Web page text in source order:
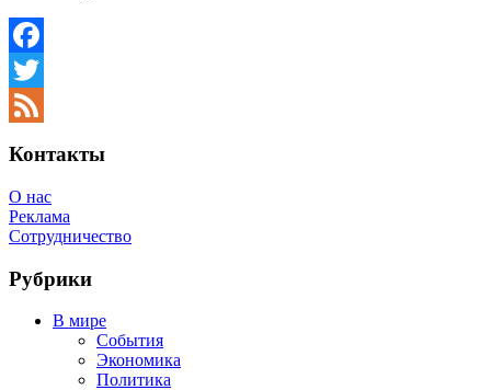
Facebook
Twitter
Контакты
О нас
Реклама
Сотрудничество
Рубрики
В мире
События
Экономика
Политика